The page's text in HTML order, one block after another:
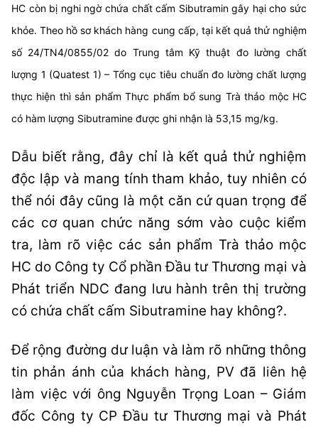
HC còn bị nghi ngờ chứa chất cấm Sibutramin gây hại cho sức
khỏe. Theo hồ sơ khách hàng cung cấp, tại kết quả thử nghiệm
số 24/TN4/0855/02 do Trung tâm Kỹ thuật đo lường chất
lượng 1 (Quatest 1) – Tổng cục tiêu chuẩn đo lường chất lượng
thực hiện thì sản phẩm Thực phẩm bổ sung Trà thảo mộc HC
có hàm lượng Sibutramine được ghi nhận là 53,15 mg/kg.
Dẫu biết rằng, đây chỉ là kết quả thử nghiệm
độc lập và mang tính tham khảo, tuy nhiên có
thể nói đây cũng là một căn cứ quan trọng để
các cơ quan chức năng sớm vào cuộc kiểm
tra, làm rõ việc các sản phẩm Trà thảo mộc
HC do Công ty Cổ phần Đầu tư Thương mại và
Phát triển NDC đang lưu hành trên thị trường
có chứa chất cấm Sibutramine hay không?.
Để rộng đường dư luận và làm rõ những thông
tin phản ánh của khách hàng, PV đã liên hệ
làm việc với ông Nguyễn Trọng Loan – Giám
đốc Công ty CP Đầu tư Thương mại và Phát